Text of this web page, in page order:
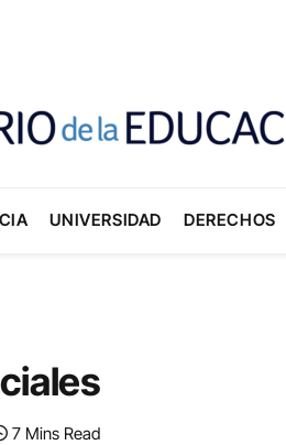
UNIVERSIDAD DERECHOS
7 Mins Read